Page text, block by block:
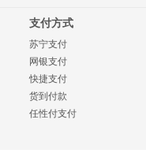
支付方式
苏宁支付
网银支付
快捷支付
货到付款
任性付支付